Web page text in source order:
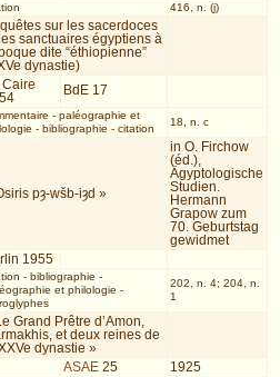
416, n. (j)
sur les sacerdoces
sanctuaires égyptiens à
dite “éthiopienne”
dynastie)
Caire
BdE 17
- paléographie et
- bibliographie - citation
18, n. c
pȝ-wšb-iȝd »
in O. Firchow
(éd.),
Ägyptologische
Studien.
Hermann
Grapow zum
70. Geburtstag
gewidmet
1955
- bibliographie -
et philologie -
202, n. 4; 204, n.
1
Grand Prêtre d’Amon,
et deux reines de
dynastie »
ASAE 25 1925